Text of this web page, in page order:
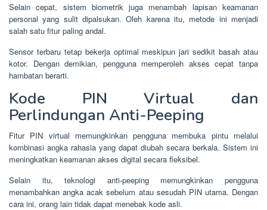
Selain cepat, sistem biometrik juga menambah lapisan keamanan
personal yang sulit dipalsukan. Oleh karena itu, metode ini menjadi
salah satu fitur paling andal.
Sensor terbaru tetap bekerja optimal meskipun jari sedikit basah atau
kotor. Dengan demikian, pengguna memperoleh akses cepat tanpa
hambatan berarti.
Kode PIN Virtual dan
Perlindungan Anti-Peeping
Fitur PIN virtual memungkinkan pengguna membuka pintu melalui
kombinasi angka rahasia yang dapat diubah secara berkala. Sistem ini
meningkatkan keamanan akses digital secara fleksibel.
Selain itu, teknologi anti-peeping memungkinkan pengguna
menambahkan angka acak sebelum atau sesudah PIN utama. Dengan
cara ini, orang lain tidak dapat menebak kode asli.